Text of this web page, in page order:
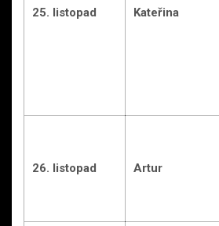
25. listopad Kateřina
26. listopad Artur